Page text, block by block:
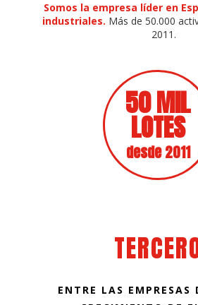
Somos la empresa líder en
industriales. Más de 50.000
2011.
50 MIL
LOTES
desde 2011
ENTRE LAS EMPRESAS